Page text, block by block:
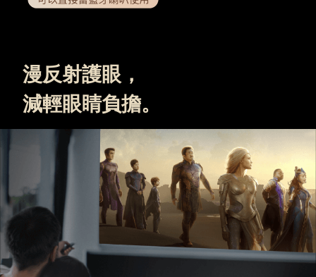
漫反射護眼，
減輕眼睛負擔。